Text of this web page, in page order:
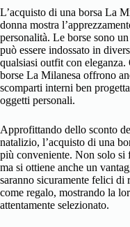
L’acquisto di una borsa La
donna mostra
personalità. Le borse sono
può essere indossato in
qualsiasi outfit con
borse La Milanesa offrono
scomparti interni ben
oggetti personali.
Approfittando dello sconto
natalizio, l’acquisto di una
più conveniente. Non solo si
ma si ottiene anche un
saranno sicuramente felici di
come regalo, mostrando la
attentamente selezionato.